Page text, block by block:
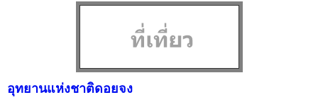
อุทยานแห่งชาติดอยจง